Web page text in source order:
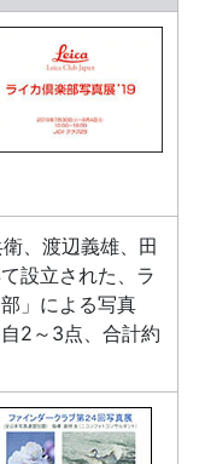
、渡辺義雄、田
設立された、ラ
」による写真
2～3点、合計約